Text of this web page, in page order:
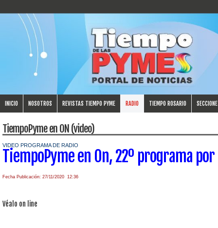
INICIO NOSOTROS REVISTAS TIEMPO PYME RADIO TIEMPO ROSARIO
TiempoPyme en ON (video)
VIDEO PROGRAMA DE RADIO
TiempoPyme en On, 22º programa
Fecha Publicación: 27/11/2020 12:36
Véalo on line